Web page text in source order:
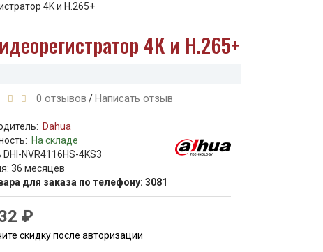
4K и H.265+
4K и H.265+
0 отзывов / Написать отзыв
Dahua
На складе
NVR4116HS-4KS3
36 месяцев
для заказа по телефону: 3081
₽
скидку после авторизации